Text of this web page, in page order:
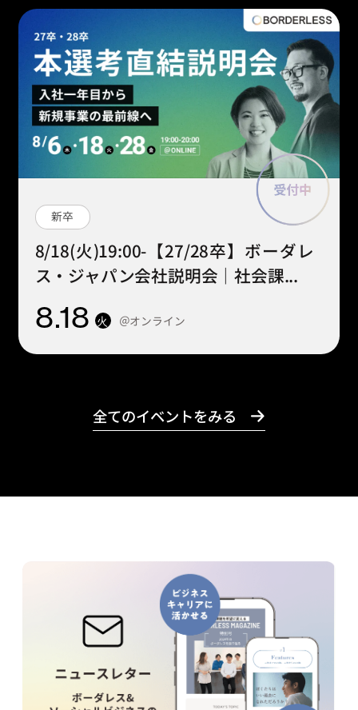
新卒
8/18(火)19:00-【27/28卒】ボーダレ
ス・ジャパン会社説明会｜社会課...
8.18 火 ＠オンライン
全てのイベントをみる